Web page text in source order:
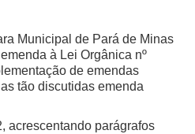
Municipal de Pará de Minas
à Lei Orgânica nº
de emendas
tão discutidas emenda
acrescentando parágrafos